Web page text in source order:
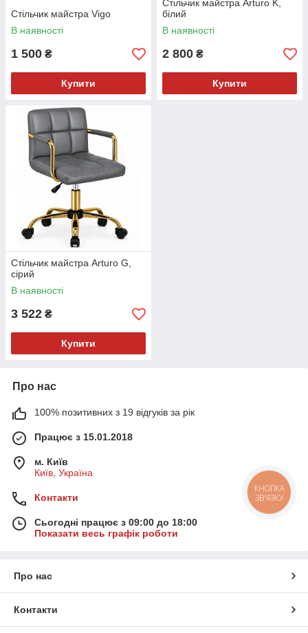
Стільчик майстра Vigo
В наявності
1 500 ₴
Купити
Стільчик майстра Arturo K,
білий
В наявності
2 800 ₴
Купити
Стільчик майстра Arturo G,
сірий
В наявності
3 522 ₴
Купити
Про нас
100% позитивних з 19 відгуків за рік
Працює з 15.01.2018
м. Київ
Київ, Україна
Контакти
Сьогодні працює з 09:00 до 18:00
Показати весь графік роботи
Про нас
Контакти
КНОПКА
ЗВ'ЯЗКУ